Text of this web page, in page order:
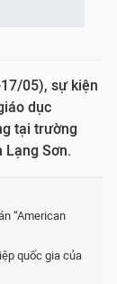
05), sự kiện
dục
tại trường
Lạng Sơn.
“American
quốc gia của